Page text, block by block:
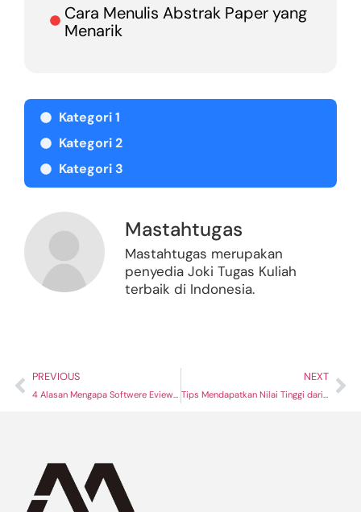
Cara Menulis Abstrak Paper yang
Menarik
Kategori 1
Kategori 2
Kategori 3
Mastahtugas
Mastahtugas merupakan
penyedia Joki Tugas Kuliah
terbaik di Indonesia.
PREVIOUS
4 Alasan Mengapa Softwere Eviews Sangat Popular Dikalangan Ekonomikus
NEXT
Tips Mendapatkan Nilai Tinggi dari Dosen dengan Publish Jurnal Terindeks SINTA 2